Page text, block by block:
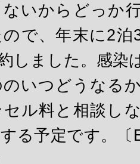
いからどっか
で、年末に2泊
しました。感染
いつどうなる
ル料と相談し
る予定です。〔